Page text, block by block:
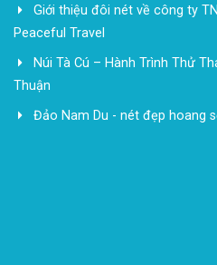
Giới thiệu đôi nét về công ty
Peaceful Travel
Núi Tà Cú – Hành Trình Thử
Thuận
Đảo Nam Du - nét đẹp hoang